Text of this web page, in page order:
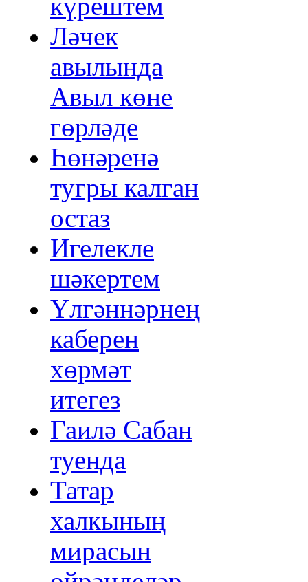
күрештем
Ләчек
авылында
Авыл көне
гөрләде
Һөнәренә
тугры калган
остаз
Игелекле
шәкертем
Үлгәннәрнең
каберен
хөрмәт
итегез
Гаилә Сабан
туенда
Татар
халкының
мирасын